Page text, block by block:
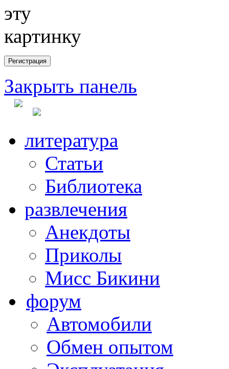
Закрыть панель
литература
Статьи
Библиотека
развлечения
Анекдоты
Приколы
Мисс Бикини
форум
Автомобили
Обмен опытом